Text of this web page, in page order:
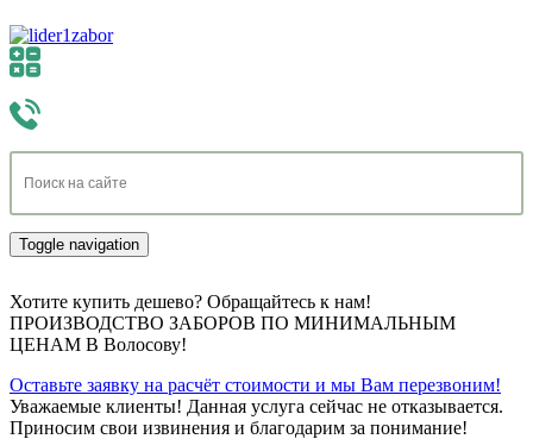
Toggle navigation
Хотите купить дешево? Обращайтесь к нам!
ПРОИЗВОДСТВО ЗАБОРОВ ПО МИНИМАЛЬНЫМ
ЦЕНАМ В Волосову!
Оставьте заявку на расчёт стоимости и мы Вам перезвоним!
Уважаемые клиенты! Данная услуга сейчас не отказывается.
Приносим свои извинения и благодарим за понимание!